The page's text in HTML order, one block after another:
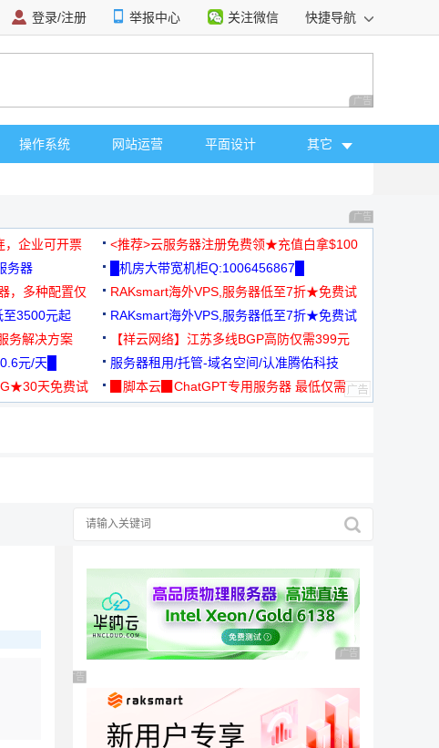
登录/注册 举报中心 关注微信 快捷导航
理性选择 广告 商业广告，理
操作系统 网站运营 平面设计 其它
广告 商业广告，理
，企业可开票
<推荐>云服务器注册免费领★充值白拿$100
务器
█机房大带宽机柜Q:1006456867█
，多种配置仅
RAKsmart海外VPS,服务器低至7折★免费试
用★
至3500元起
RAKsmart海外VPS,服务器低至7折★免费试
用★
务解决方案
【祥云网络】江苏多线BGP高防仅需399元
元/天█
服务器租用/托管-域名空间/认准腾佑科技
天免费试
▉脚本云▉ChatGPT专用服务器 最低仅需
广告 商业广告，理性
广告 商业广告，理性选择